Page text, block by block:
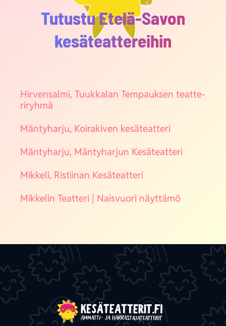
Tutustu Etelä-Savon
kesäteattereihin
Hir­ven­sal­mi, Tuuk­ka­lan Tem­pauk­sen teat­te­
ri­ryh­mä
Män­ty­har­ju, Koi­ra­ki­ven kesä­teat­te­ri
Män­ty­har­ju, Män­ty­har­jun Kesä­teat­te­ri
Mik­ke­li, Ris­tii­nan Kesä­teat­te­ri
Mik­ke­lin Teat­te­ri | Nais­vuo­ri näyt­tä­mö